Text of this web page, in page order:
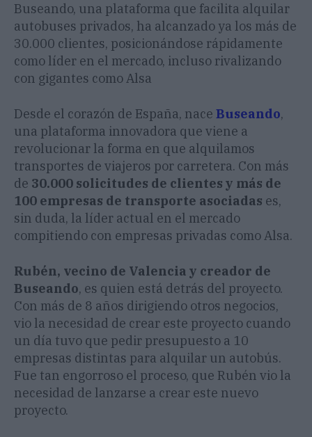
Buseando, una plataforma que facilita alquilar
autobuses privados, ha alcanzado ya los más de
30.000 clientes, posicionándose rápidamente
como líder en el mercado, incluso rivalizando
con gigantes como Alsa
Desde el corazón de España, nace Buseando,
una plataforma innovadora que viene a
revolucionar la forma en que alquilamos
transportes de viajeros por carretera. Con más
de 30.000 solicitudes de clientes y más de
100 empresas de transporte asociadas es,
sin duda, la líder actual en el mercado
compitiendo con empresas privadas como Alsa.
Rubén, vecino de Valencia y creador de
Buseando, es quien está detrás del proyecto.
Con más de 8 años dirigiendo otros negocios,
vio la necesidad de crear este proyecto cuando
un día tuvo que pedir presupuesto a 10
empresas distintas para alquilar un autobús.
Fue tan engorroso el proceso, que Rubén vio la
necesidad de lanzarse a crear este nuevo
proyecto.